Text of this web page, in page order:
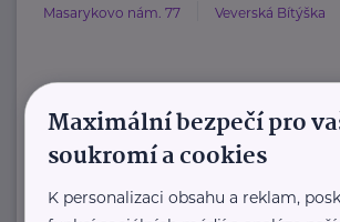
Masarykovo nám. 77 Veverská Bítýška
HARTMANN je odborník na
zdravotnické pomůcky a
Zaměřuje ...
Maximální bezpečí pro
soukromí a cookies
K personalizaci obsahu a reklam,